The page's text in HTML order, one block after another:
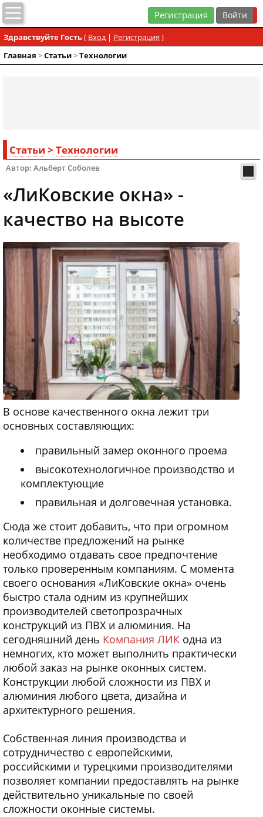
Регистрация
Здравствуйте Гость( Вход| Регистрация )
Главная >Статьи>Технологии
Статьи > Технологии
Автор: Альберт Соболев
«ЛиКовские окна» -
качество на высоте
В основе качественного окна лежит три
основных составляющих:
правильный замер оконного проема
высокотехнологичное производство и
комплектующие
правильная и долговечная установка.
Сюда же стоит добавить, что при огромном
количестве предложений на рынке
необходимо отдавать свое предпочтение
только проверенным компаниям. С момента
своего основания «ЛиКовские окна» очень
быстро стала одним из крупнейших
производителей светопрозрачных
конструкций из ПВХ и алюминия. На
сегодняшний день Компания ЛИК одна из
немногих, кто может выполнить практически
любой заказ на рынке оконных систем.
Конструкции любой сложности из ПВХ и
алюминия любого цвета, дизайна и
архитектурного решения.
Собственная линия производства и
сотрудничество с европейскими,
российскими и турецкими производителями
позволяет компании предоставлять на рынке
действительно уникальные по своей
сложности оконные системы.